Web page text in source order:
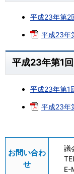
平成23年第2
平成23年
平成23年第1
平成23年第1
平成23年
お問い合わ
せ
議
E-